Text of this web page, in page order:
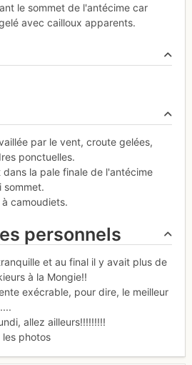
le sommet de l'antécime car
avec cailloux apparents.
par le vent, croute gelées,
ponctuelles.
la pale finale de l'antécime
sommet.
camoudiets.
personnels
et au final il y avait plus de
à la Mongie!!
exécrable, pour dire, le meilleur
allez ailleurs!!!!!!!!!
photos